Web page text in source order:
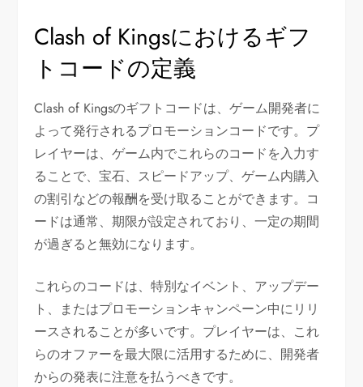
Clash of Kingsにおけるギフ
トコードの定義
Clash of Kingsのギフトコードは、ゲーム開発者に
よって発行されるプロモーションコードです。プ
レイヤーは、ゲーム内でこれらのコードを入力す
ることで、宝石、スピードアップ、ゲーム内購入
の割引などの報酬を受け取ることができます。コ
ードは通常、期限が設定されており、一定の期間
が過ぎると無効になります。
これらのコードは、特別なイベント、アップデー
ト、またはプロモーションキャンペーン中にリリ
ースされることが多いです。プレイヤーは、これ
らのオファーを最大限に活用するために、開発者
からの発表に注意を払うべきです。